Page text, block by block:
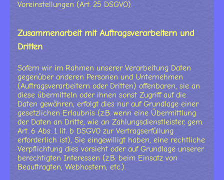
Voreinstellungen (Art. 25 DSGVO).
Zusammenarbeit mit Auftragsverarbeitern und
Dritten
Sofern wir im Rahmen unserer Verarbeitung Daten
gegenüber anderen Personen und Unternehmen
(Auftragsverarbeitern oder Dritten) offenbaren, sie an
diese übermitteln oder ihnen sonst Zugriff auf die
Daten gewähren, erfolgt dies nur auf Grundlage einer
gesetzlichen Erlaubnis (z.B. wenn eine Übermittlung
der Daten an Dritte, wie an Zahlungsdienstleister, gem.
Art. 6 Abs. 1 lit. b DSGVO zur Vertragserfüllung
erforderlich ist), Sie eingewilligt haben, eine rechtliche
Verpflichtung dies vorsieht oder auf Grundlage unserer
berechtigten Interessen (z.B. beim Einsatz von
Beauftragten, Webhostern, etc.).